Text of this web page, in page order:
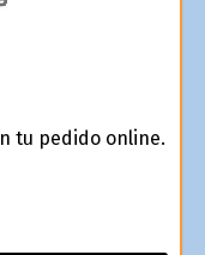
tu pedido online.